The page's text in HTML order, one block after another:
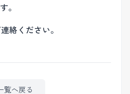
。
絡ください。
覧へ戻る